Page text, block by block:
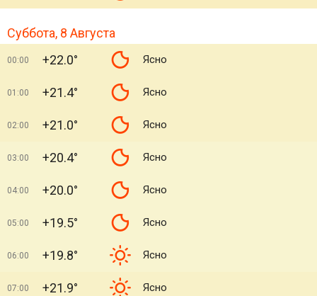
Суббота, 8 Августа
00:00 +22.0° Ясно
01:00 +21.4° Ясно
02:00 +21.0° Ясно
03:00 +20.4° Ясно
04:00 +20.0° Ясно
05:00 +19.5° Ясно
06:00 +19.8° Ясно
07:00 +21.9° Ясно